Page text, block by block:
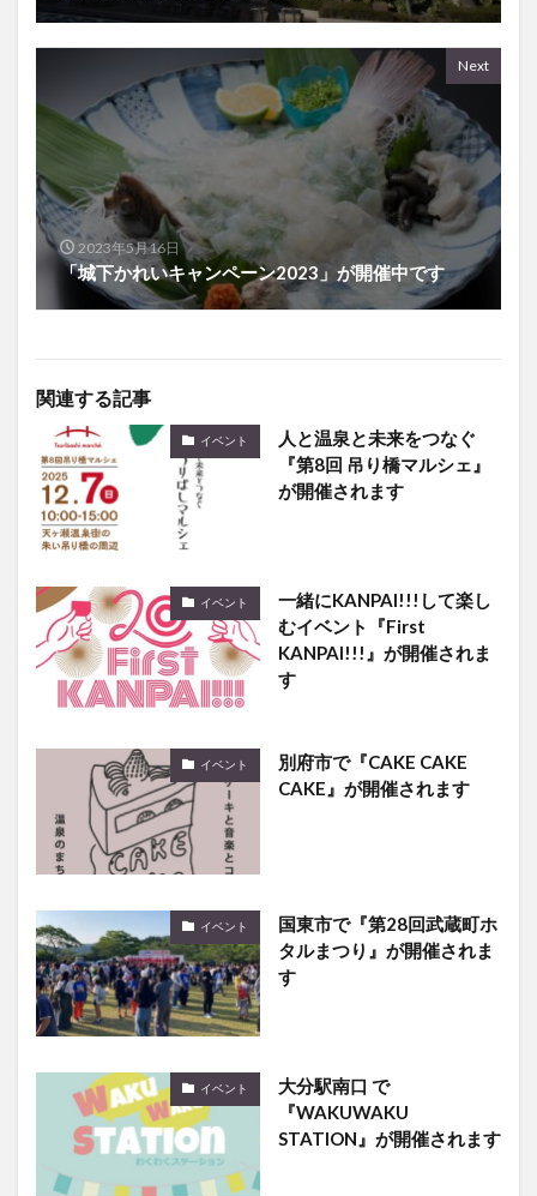
Next
2023年5月16日
「城下かれいキャンペーン2023」が開催中です
関連する記事
イベント
人と温泉と未来をつなぐ
『第8回 吊り橋マルシェ』
が開催されます
イベント
一緒にKANPAI!!!して楽し
むイベント『First
KANPAI!!!』が開催されま
す
イベント
別府市で『CAKE CAKE
CAKE』が開催されます
イベント
国東市で『第28回武蔵町ホ
タルまつり』が開催されま
す
イベント
大分駅南口 で
『WAKUWAKU
STATION』が開催されます